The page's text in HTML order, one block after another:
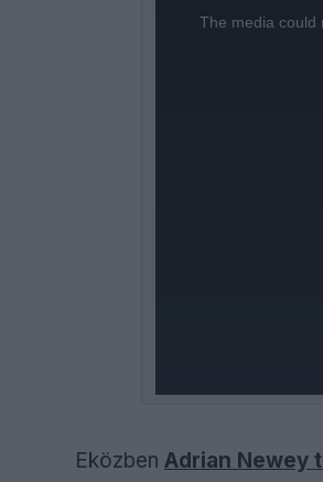
The media could
Eközben Adrian Newey